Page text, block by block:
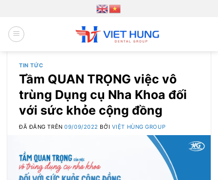
nội
dung
TIN TỨC
Tầm QUAN TRỌNG việc vô
trùng Dụng cụ Nha Khoa đối
với sức khỏe cộng đồng
ĐÃ ĐĂNG TRÊN09/09/2022 BỞI VIỆT HÙNG GROUP